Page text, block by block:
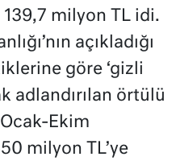
milyon TL idi.
açıkladığı
göre ‘gizli
adlandırılan örtülü
Ekim
milyon TL’ye